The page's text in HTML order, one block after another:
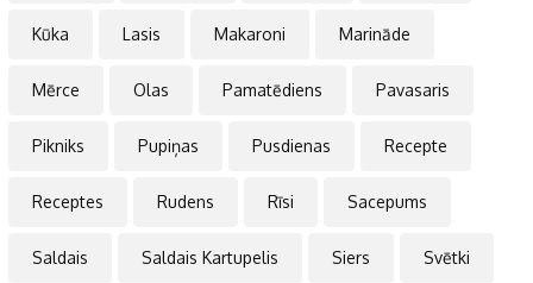
Kūka Lasis Makaroni Marināde
Mērce Olas Pamatēdiens Pavasaris
Pikniks Pupiņas Pusdienas Recepte
Receptes Rudens Rīsi Sacepums
Saldais Saldais Kartupelis Siers Svētki